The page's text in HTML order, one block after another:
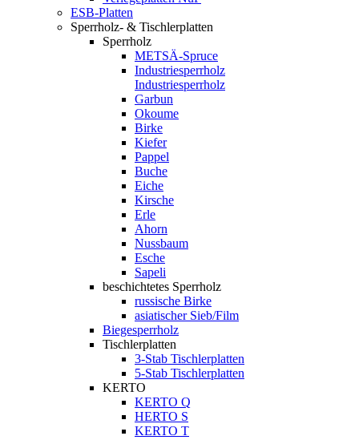
ESB-Platten
Sperrholz- & Tischlerplatten
Sperrholz
METSÄ-Spruce
Industriesperrholz
Industriesperrholz
Garbun
Okoume
Birke
Kiefer
Pappel
Buche
Eiche
Kirsche
Erle
Ahorn
Nussbaum
Esche
Sapeli
beschichtetes Sperrholz
russische Birke
asiatischer Sieb/Film
Biegesperrholz
Tischlerplatten
3-Stab Tischlerplatten
5-Stab Tischlerplatten
KERTO
KERTO Q
HERTO S
KERTO T